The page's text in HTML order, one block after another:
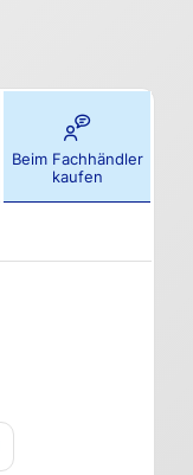
Beim Fachhändler
kaufen